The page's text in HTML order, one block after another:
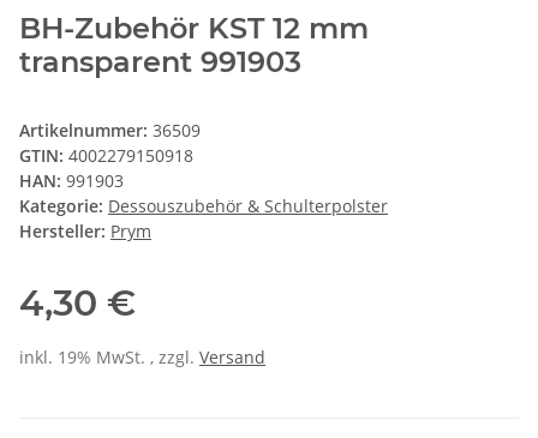
BH-Zubehör KST 12 mm
transparent 991903
Artikelnummer: 36509
GTIN: 4002279150918
HAN: 991903
Kategorie: Dessouszubehör & Schulterpolster
Hersteller: Prym
4,30 €
inkl. 19% MwSt. , zzgl. Versand